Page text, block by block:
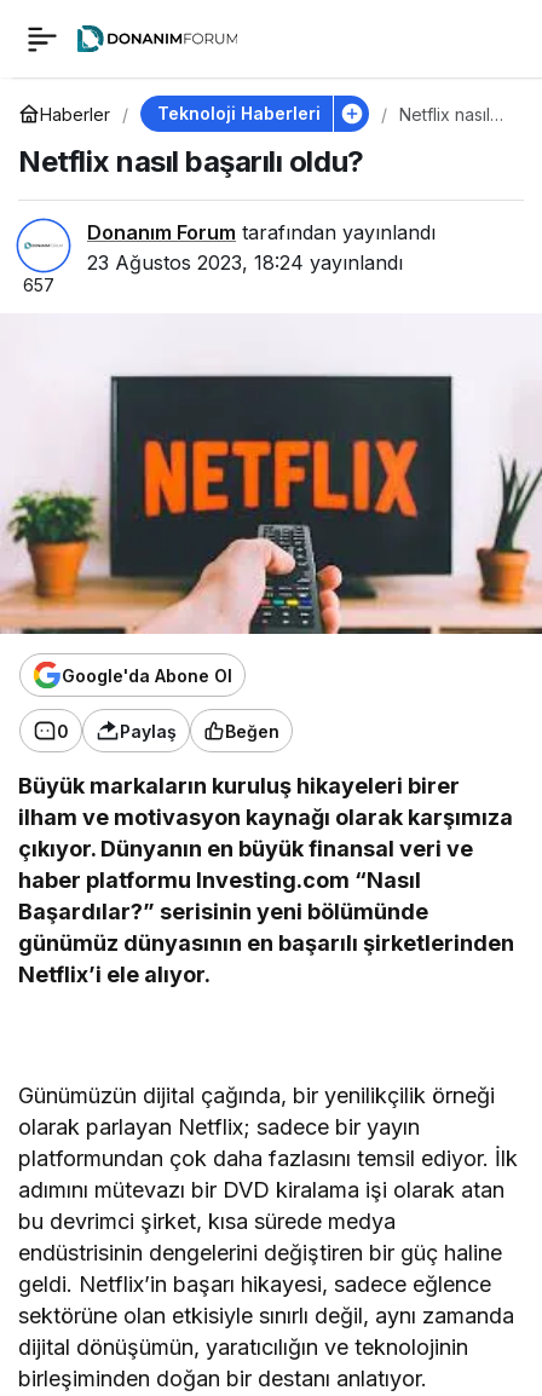
Haberler Teknoloji Haberleri
Netflix nasıl
Netflix nasıl başarılı oldu?
Donanım Forum tarafından yayınlandı
23 Ağustos 2023, 18:24 yayınlandı
657
Google'da Abone Ol
0 Paylaş Beğen
Büyük markaların kuruluş hikayeleri birer
ilham ve motivasyon kaynağı olarak karşımıza
çıkıyor. Dünyanın en büyük finansal veri ve
haber platformu Investing.com “Nasıl
Başardılar?” serisinin yeni bölümünde
günümüz dünyasının en başarılı şirketlerinden
Netflix’i ele alıyor.
Günümüzün dijital çağında, bir yenilikçilik örneği
olarak parlayan Netflix; sadece bir yayın
platformundan çok daha fazlasını temsil ediyor. İlk
adımını mütevazı bir DVD kiralama işi olarak atan
bu devrimci şirket, kısa sürede medya
endüstrisinin dengelerini değiştiren bir güç haline
geldi. Netflix’in başarı hikayesi, sadece eğlence
sektörüne olan etkisiyle sınırlı değil, aynı zamanda
dijital dönüşümün, yaratıcılığın ve teknolojinin
birleşiminden doğan bir destanı anlatıyor.
Netflix nasıl başarılı
oldu?